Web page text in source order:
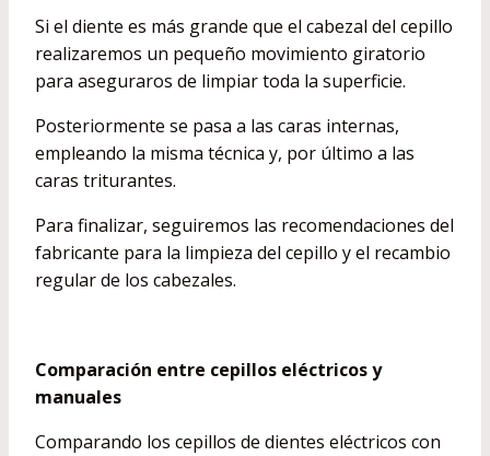
Si el diente es más grande que el cabezal del cepillo
realizaremos un pequeño movimiento giratorio
para aseguraros de limpiar toda la superficie.
Posteriormente se pasa a las caras internas,
empleando la misma técnica y, por último a las
caras triturantes.
Para finalizar, seguiremos las recomendaciones del
fabricante para la limpieza del cepillo y el recambio
regular de los cabezales.
Comparación entre cepillos eléctricos y
manuales
Comparando los cepillos de dientes eléctricos con